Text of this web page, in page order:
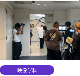
映像学科